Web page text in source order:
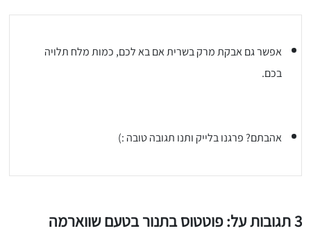
אפשר גם אבקת מרק בשרית אם בא לכם, כמות מלח תלויה
בכם.
אהבתם? פרגנו בלייק ותנו תגובה טובה :)
3 תגובות על: פוטטוס בתנור בטעם שווארמה